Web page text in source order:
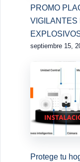
PROMO
VIGILANTES
septiembre 15,
Protege tu